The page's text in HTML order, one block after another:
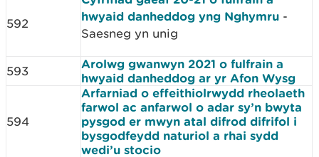
592
hwyaid danheddog yng Nghymru -
Saesneg yn unig
593
Arolwg gwanwyn 2021 o fulfrain a
hwyaid danheddog ar yr Afon Wysg
594
Arfarniad o effeithiolrwydd rheolaeth
farwol ac anfarwol o adar sy’n bwyta
pysgod er mwyn atal difrod difrifol i
bysgodfeydd naturiol a rhai sydd
wedi’u stocio